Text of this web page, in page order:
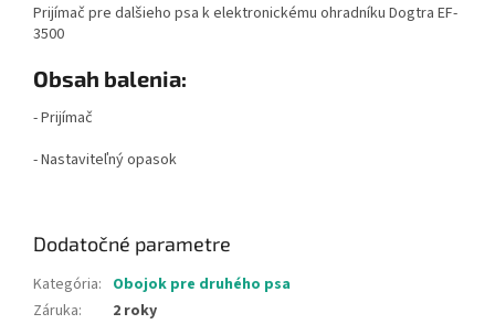
Prijímač pre dalšieho psa k elektronickému ohradníku Dogtra EF-
3500
Obsah balenia:
- Prijímač
- Nastaviteľný opasok
Dodatočné parametre
Kategória: Obojok pre druhého psa
Záruka: 2 roky